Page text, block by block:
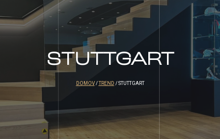
STUTTGART
DOMOV/TREND / STUTTGART